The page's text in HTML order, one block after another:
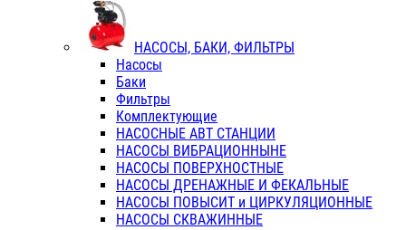
НАСОСЫ, БАКИ, ФИЛЬТРЫ
Насосы
Баки
Фильтры
Комплектующие
НАСОСНЫЕ АВТ СТАНЦИИ
НАСОСЫ ВИБРАЦИОННЫНЕ
НАСОСЫ ПОВЕРХНОСТНЫЕ
НАСОСЫ ДРЕНАЖНЫЕ И ФЕКАЛЬНЫЕ
НАСОСЫ ПОВЫСИТ и ЦИРКУЛЯЦИОННЫЕ
НАСОСЫ СКВАЖИННЫЕ